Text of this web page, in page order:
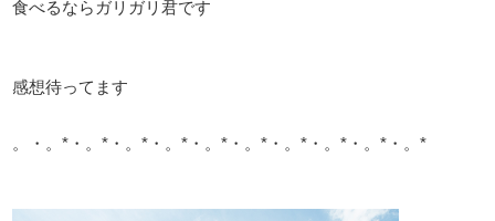
食べるならガリガリ君です
感想待ってます
。・。*・。*・。*・。*・。*・。*・。*・。*・。*・。*